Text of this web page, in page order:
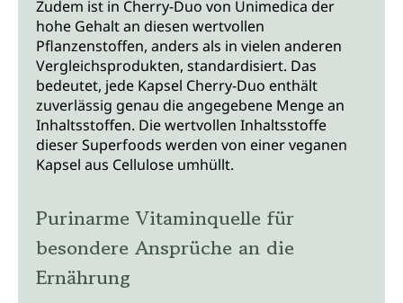
Zudem ist in Cherry-Duo von Unimedica der
hohe Gehalt an diesen wertvollen
Pflanzenstoffen, anders als in vielen anderen
Vergleichsprodukten, standardisiert. Das
bedeutet, jede Kapsel Cherry-Duo enthält
zuverlässig genau die angegebene Menge an
Inhaltsstoffen. Die wertvollen Inhaltsstoffe
dieser Superfoods werden von einer veganen
Kapsel aus Cellulose umhüllt.
Purinarme Vitaminquelle für
besondere Ansprüche an die
Ernährung